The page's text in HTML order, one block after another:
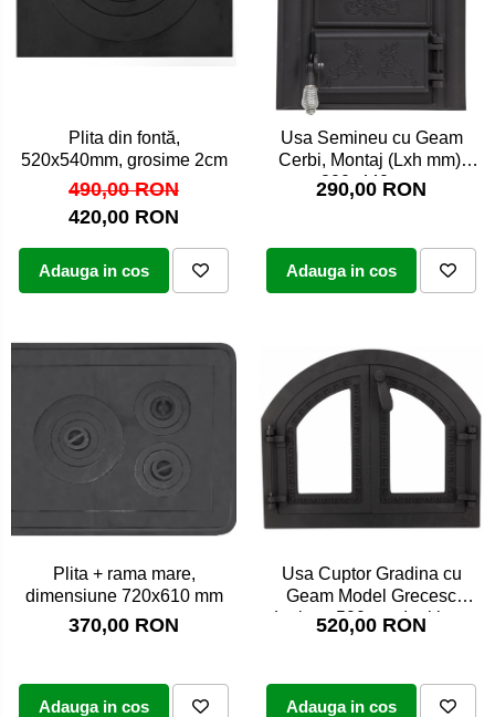
Plita din fontă,
520x540mm, grosime 2cm
490,00 RON
420,00 RON
Adauga in cos
Usa Semineu cu Geam
Cerbi, Montaj (Lxh mm):
200x440 mm
290,00 RON
Adauga in cos
Plita + rama mare,
dimensiune 720x610 mm
370,00 RON
Adauga in cos
Usa Cuptor Gradina cu
Geam Model Grecesc
Latime: 590 mm Inaltime:
480 mm
520,00 RON
Adauga in cos